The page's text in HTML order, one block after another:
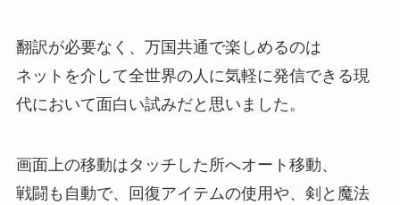
翻訳が必要なく、万国共通で楽しめるのは
ネットを介して全世界の人に気軽に発信できる現
代において面白い試みだと思いました。
画面上の移動はタッチした所へオート移動、
戦闘も自動で、回復アイテムの使用や、剣と魔法